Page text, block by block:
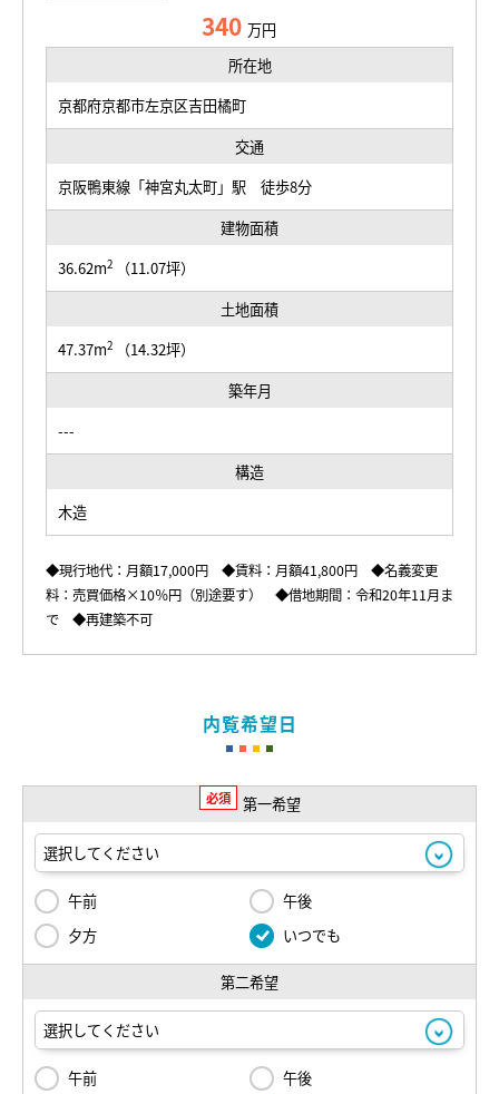
340 万円
所在地
京都府京都市左京区吉田橘町
交通
京阪鴨東線「神宮丸太町」駅 徒歩8分
建物面積
36.62m2
（11.07坪）
土地面積
47.37m2
（14.32坪）
築年月
---
構造
木造
◆現行地代：月額17,000円 ◆賃料：月額41,800円 ◆名義変更
料：売買価格×10％円（別途要す） ◆借地期間：令和20年11月ま
で ◆再建築不可
内覧希望日
必須 第一希望
午前
午後
夕方
いつでも
第二希望
午前
午後